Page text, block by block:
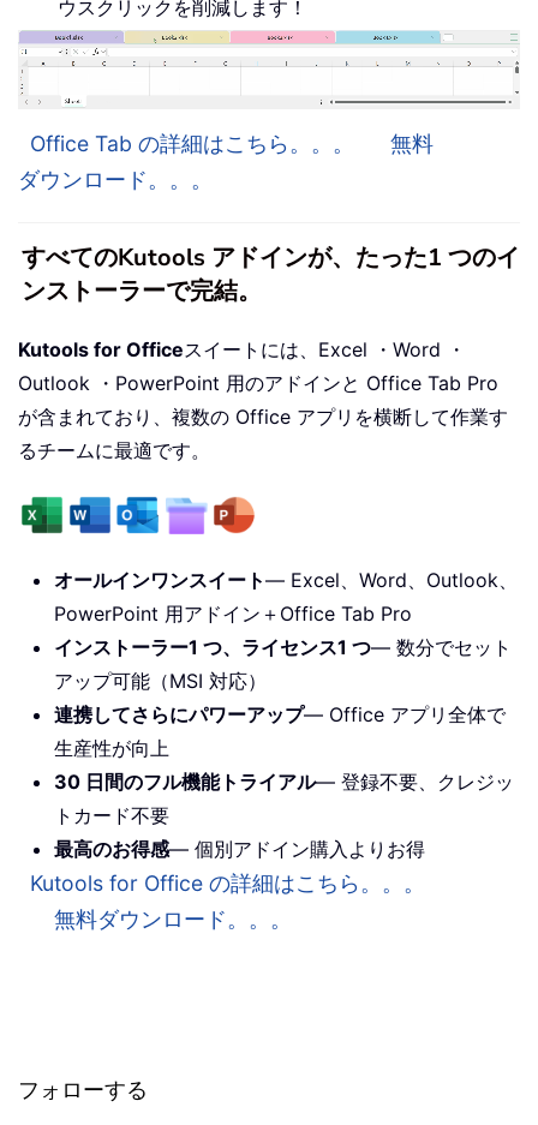
ウスクリックを削減します！
Office Tab の詳細はこちら。。。
無料
ダウンロード。。。
すべてのKutools アドインが、たった1 つのイ
ンストーラーで完結。
Kutools for Officeスイートには、Excel ・Word ・
Outlook ・PowerPoint 用のアドインと Office Tab Pro
が含まれており、複数の Office アプリを横断して作業す
るチームに最適です。
オールインワンスイート— Excel、Word、Outlook、
PowerPoint 用アドイン＋Office Tab Pro
インストーラー1 つ、ライセンス1 つ— 数分でセット
アップ可能（MSI 対応）
連携してさらにパワーアップ— Office アプリ全体で
生産性が向上
30 日間のフル機能トライアル— 登録不要、クレジッ
トカード不要
最高のお得感— 個別アドイン購入よりお得
Kutools for Office の詳細はこちら。。。
無料ダウンロード。。。
フォローする